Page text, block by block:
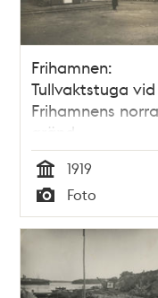
Frihamnen:
Tullvaktstuga vid
Frihamnens norra
gränd
Tid
1919
Typ
Foto